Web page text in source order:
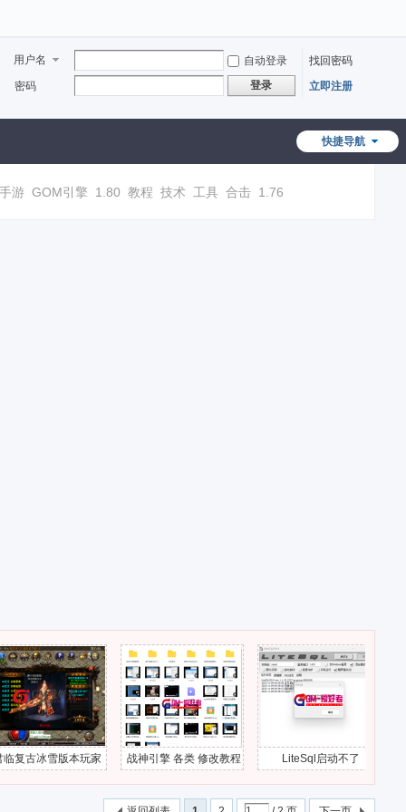
用户名 自动登录
找回密码
密码
登录 立即注册
快捷导航
游 GOM引擎 1.80 教程 技术 工具 合击 1.76
版本玩家
开区等待
战神引擎 各类 修改教程
有文字教程-视频教程-带
游戏源码-GM爱好者-分
LiteSql启动不了